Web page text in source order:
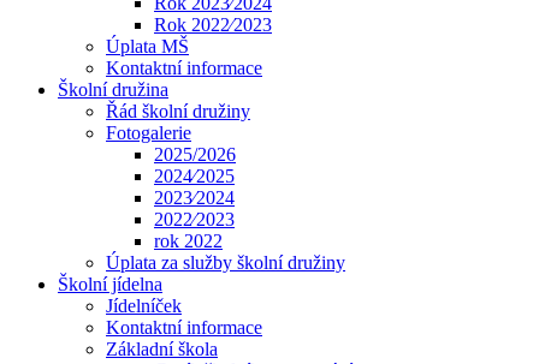
Rok 2022⁄2023
Úplata MŠ
Kontaktní informace
Školní družina
Řád školní družiny
Fotogalerie
2025/2026
2024⁄2025
2023⁄2024
2022⁄2023
rok 2022
Úplata za služby školní družiny
Školní jídelna
Jídelníček
Kontaktní informace
Základní škola